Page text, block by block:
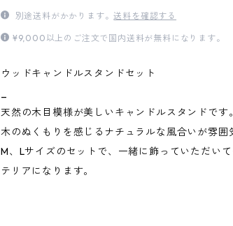
別途送料がかかります。送料を確認する
¥9,000以上のご注文で国内送料が無料になります。
ウッドキャンドルスタンドセット
天然の木目模様が美しいキャンドルスタンドです。
木のぬくもりを感じるナチュラルな風合いが雰
M、Lサイズのセットで、一緒に飾っていただい
テリアになります。